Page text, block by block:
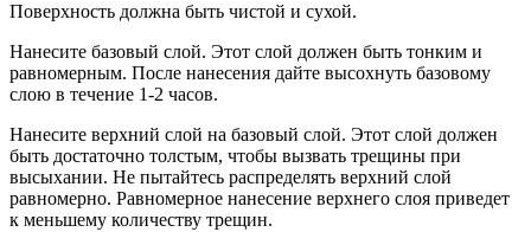
Поверхность должна быть чистой и сухой.
Нанесите базовый слой. Этот слой должен быть тонким и
равномерным. После нанесения дайте высохнуть базовому
слою в течение 1-2 часов.
Нанесите верхний слой на базовый слой. Этот слой должен
быть достаточно толстым, чтобы вызвать трещины при
высыхании. Не пытайтесь распределять верхний слой
равномерно. Равномерное нанесение верхнего слоя приведет
к меньшему количеству трещин.